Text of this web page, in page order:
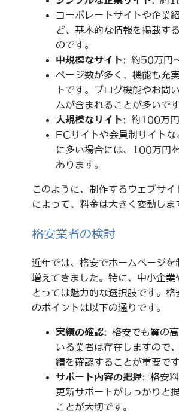
コーポレートサイトや企業
ど、基本的な情報を掲載す
のです。
中規模なサイト: 約50万円
ページ数が多く、機能も充
トです。ブログ機能やお問
ムが含まれることが多いです
大規模なサイト: 約100万円
ECサイトや会員制サイトな
に多い場合には、100万円
あります。
このように、制作するウェブサイ
によって、料金は大きく変動しま
格安業者の検討
近年では、格安でホームページを
増えてきました。特に、中小企業
とっては魅力的な選択肢です。格
のポイントは以下の通りです。
実績の確認: 格安でも質の
いる業者は存在しますので
績を確認することが重要です
サポート内容の把握: 格安料
更新サポートがしっかりと
ことが大切です。